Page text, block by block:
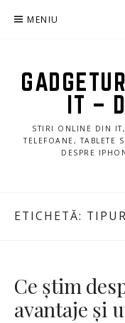
MENIU
IT –
STIRI ONLINE DIN
TELEFOANE, TABLETE
DESPRE
ETICHETĂ:
Ce știm
avantaje și